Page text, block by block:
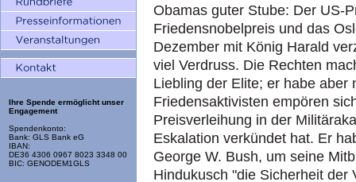
Ihre Spende ermöglicht unser
Engagement
Spendenkonto:
Bank: GLS Bank eG
IBAN:
DE36 4306 0967 8023 3348 00
BIC: GENODEM1GLS
Obamas guter Stube: Der US-
Friedensnobelpreis und das
Dezember mit König Harald
viel Verdruss. Die Rechten
Liebling der Elite; er habe aber
Friedensaktivisten empören
Preisverleihung in der
Eskalation verkündet hat. Er
George W. Bush, um seine
Hindukusch "die Sicherheit der